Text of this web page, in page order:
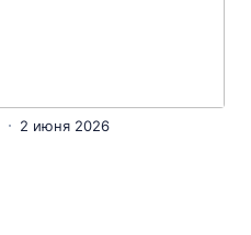
2 июня 2026